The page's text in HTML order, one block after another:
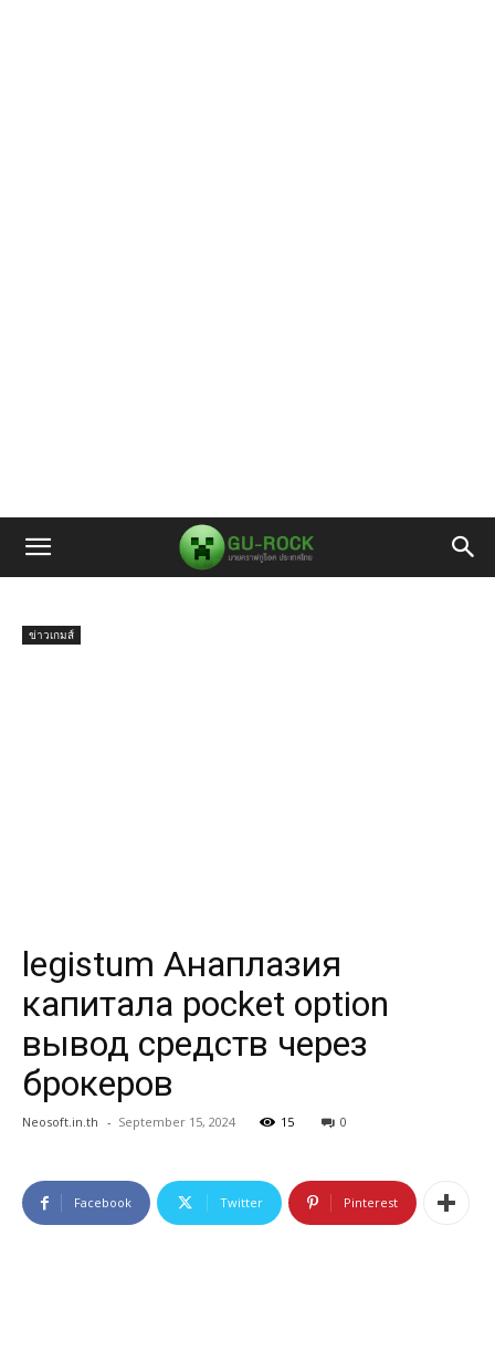
ข่าวเกมส์
legistum Анаплазия
капитала pocket option
вывод средств через
брокеров
Neosoft.in.th - September 15, 2024 15 0
Facebook Twitter Pinterest